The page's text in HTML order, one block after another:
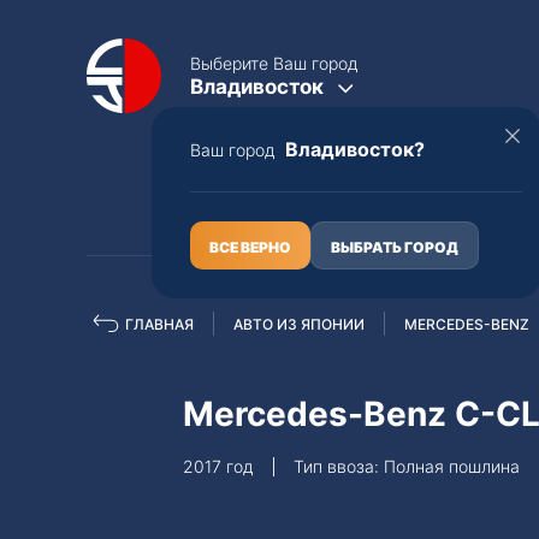
Выберите Ваш город
Владивосток
Ваш город Владивосток?
ВСЕ ВЕРНО ВЫБРАТЬ ГОРОД
Полная пошлина
ГЛАВНАЯ АВТО ИЗ ЯПОНИИ MERCEDES-BENZ
Mercedes-Benz C-
2017 год Тип ввоза: Полная пошлина